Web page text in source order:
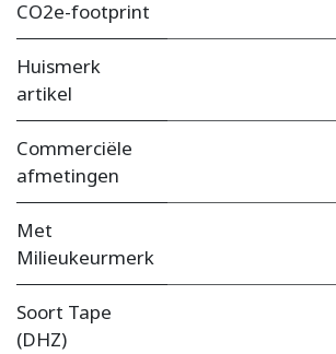
CO2e-footprint
Huismerk
artikel
Commerciële
afmetingen
Met
Milieukeurmerk
Soort Tape
(DHZ)